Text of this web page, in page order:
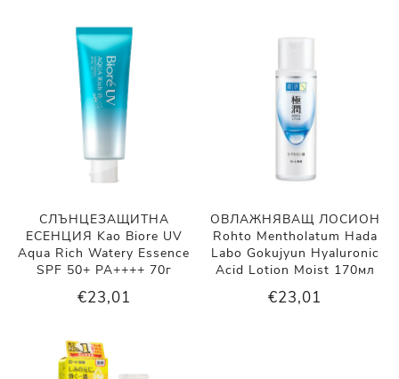
СЛЪНЦЕЗАЩИТНА
ЕСЕНЦИЯ Kao Biore UV
Aqua Rich Watery Essence
SPF 50+ PA++++ 70г
€23,01
ОВЛАЖНЯВАЩ ЛОСИОН
Rohto Mentholatum Hada
Labo Gokujyun Hyaluronic
Acid Lotion Moist 170мл
€23,01